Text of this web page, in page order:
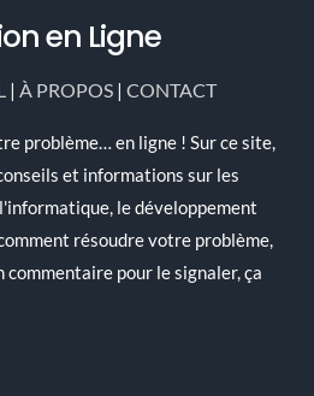
en Ligne
| À PROPOS | CONTACT
problème… en ligne ! Sur ce site,
et informations sur les
le développement
résoudre votre problème,
commentaire pour le signaler, ça